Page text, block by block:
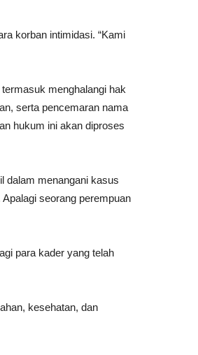
korban intimidasi. “Kami
menghalangi hak
serta pencemaran nama
hukum ini akan diproses
dalam menangani kasus
seorang perempuan
para kader yang telah
kesehatan, dan